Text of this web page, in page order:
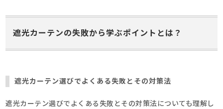
遮光カーテンの失敗から学ぶポイントとは？
遮光カーテン選びでよくある失敗とその対策法
遮光カーテン選びでよくある失敗とその対策法についても理解し